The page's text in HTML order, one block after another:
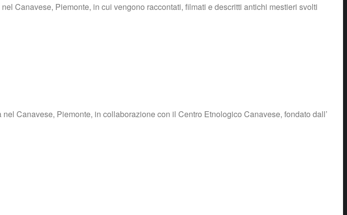
Canavese, Piemonte, in cui vengono raccontati, filmati e descritti antichi mestieri svolti
Canavese, Piemonte, in collaborazione con il Centro Etnologico Canavese, fondato dall’